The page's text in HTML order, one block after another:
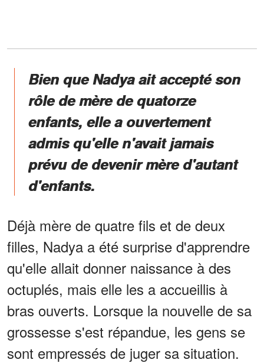
Bien que Nadya ait accepté son
rôle de mère de quatorze
enfants, elle a ouvertement
admis qu'elle n'avait jamais
prévu de devenir mère d'autant
d'enfants.
Déjà mère de quatre fils et de deux
filles, Nadya a été surprise d'apprendre
qu'elle allait donner naissance à des
octuplés, mais elle les a accueillis à
bras ouverts. Lorsque la nouvelle de sa
grossesse s'est répandue, les gens se
sont empressés de juger sa situation.